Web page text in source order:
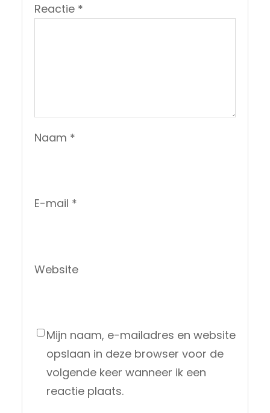
Reactie *
Naam *
E-mail *
Website
Mijn naam, e-mailadres en website
opslaan in deze browser voor de
volgende keer wanneer ik een
reactie plaats.